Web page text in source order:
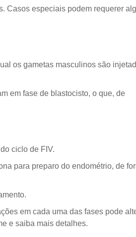
Casos especiais podem requerer
os gametas masculinos são
em fase de blastocisto, o que, de
ciclo de FIV.
para preparo do endométrio, de
em cada uma das fases pode
e saiba mais detalhes.